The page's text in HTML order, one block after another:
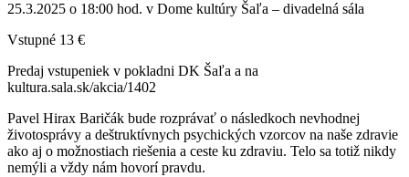
25.3.2025 o 18:00 hod. v Dome kultúry Šaľa – divadelná sála
Vstupné 13 €
Predaj vstupeniek v pokladni DK Šaľa a na
kultura.sala.sk/akcia/1402
Pavel Hirax Baričák bude rozprávať o následkoch nevhodnej
životosprávy a deštruktívnych psychických vzorcov na naše zdravie
ako aj o možnostiach riešenia a ceste ku zdraviu. Telo sa totiž nikdy
nemýli a vždy nám hovorí pravdu.